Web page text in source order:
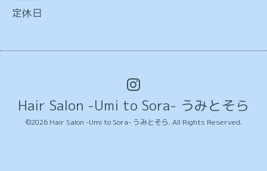
定休日
Hair Salon -Umi to Sora- うみとそら
©2026 Hair Salon -Umi to Sora- うみとそら. All Rights Reserved.